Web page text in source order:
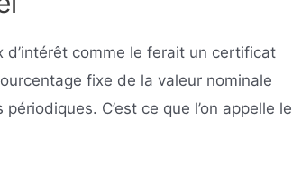
comme le ferait un certificat
fixe de la valeur nominale
C’est ce que l’on appelle le